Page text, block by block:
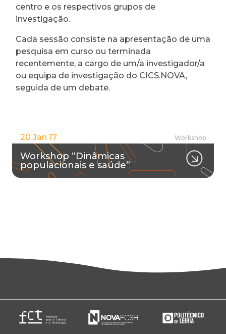
centro e os respectivos grupos de
investigação.
Cada sessão consiste na apresentação de uma
pesquisa em curso ou terminada
recentemente, a cargo de um/a investigador/a
ou equipa de investigação do CICS.NOVA,
seguida de um debate.
20 Jan 17 Workshop
Workshop “Dinâmicas
populacionais e saúde”